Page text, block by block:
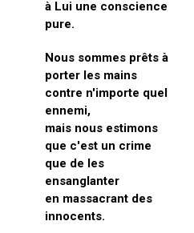
à Lui une conscience
pure.
Nous sommes prêts à
porter les mains
contre n'importe quel
ennemi,
mais nous estimons
que c'est un crime
que de les
ensanglanter
en massacrant des
innocents.